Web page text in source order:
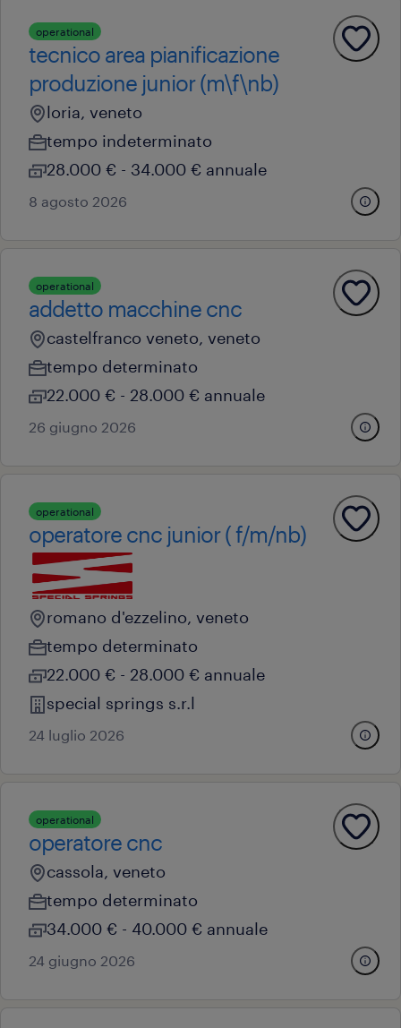
operational
tecnico area pianificazione
produzione junior (m\f\nb)
loria, veneto
tempo indeterminato
28.000 € - 34.000 € annuale
8 agosto 2026
operational
addetto macchine cnc
castelfranco veneto, veneto
tempo determinato
22.000 € - 28.000 € annuale
26 giugno 2026
operational
operatore cnc junior ( f/m/nb)
romano d'ezzelino, veneto
tempo determinato
22.000 € - 28.000 € annuale
special springs s.r.l
24 luglio 2026
operational
operatore cnc
cassola, veneto
tempo determinato
34.000 € - 40.000 € annuale
24 giugno 2026